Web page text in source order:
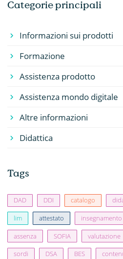
Categorie principali
Informazioni sui prodotti
Formazione
Assistenza prodotto
Assistenza mondo digitale
Altre informazioni
Didattica
Tags
DAD DDI catalogo
lim attestato insegnamento
assenza SOFIA valutazione
sordi DSA BES